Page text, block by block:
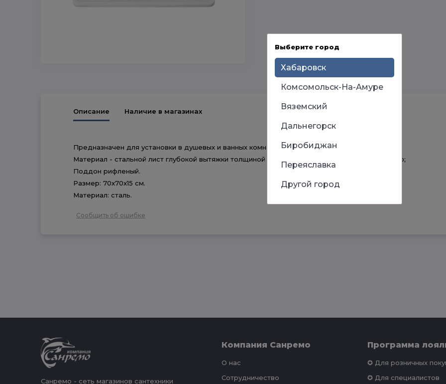
Описание Наличие в магазинах
Предназначен для установки в душевых и ванных комнатах.
Материал - стальной лист глубокой вытяжки толщиной 1,0 мм. покрытый стекловидной эмалью;
Поддон рифленый.
Размер: 70x70x15 см.
Материал: сталь.
Сообщить об ошибке
Санремо - сеть магазинов сантехники
Компания Санремо
О нас
Сотрудничество
Программа
✪ Для розничных
✪ Для специалистов
Выберите город
Хабаровск
Комсомольск-На-Амуре
Вяземский
Дальнегорск
Биробиджан
Переяславка
Другой город